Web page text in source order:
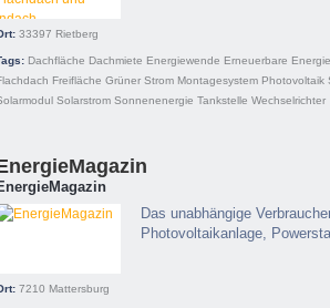
33397 Rietberg
Dachfläche Dachmiete Energiewende Erneuerbare
Freifläche Grüner Strom Montagesystem Photovoltaik
Solarstrom Sonnenenergie Tankstelle Wechselrichter
Das unabhängige
Photovoltaikanlage,
7210 Mattersburg